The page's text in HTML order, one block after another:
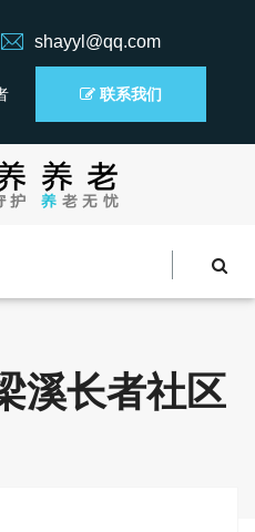
shayyl@qq.com
联系我们
溪长者社区